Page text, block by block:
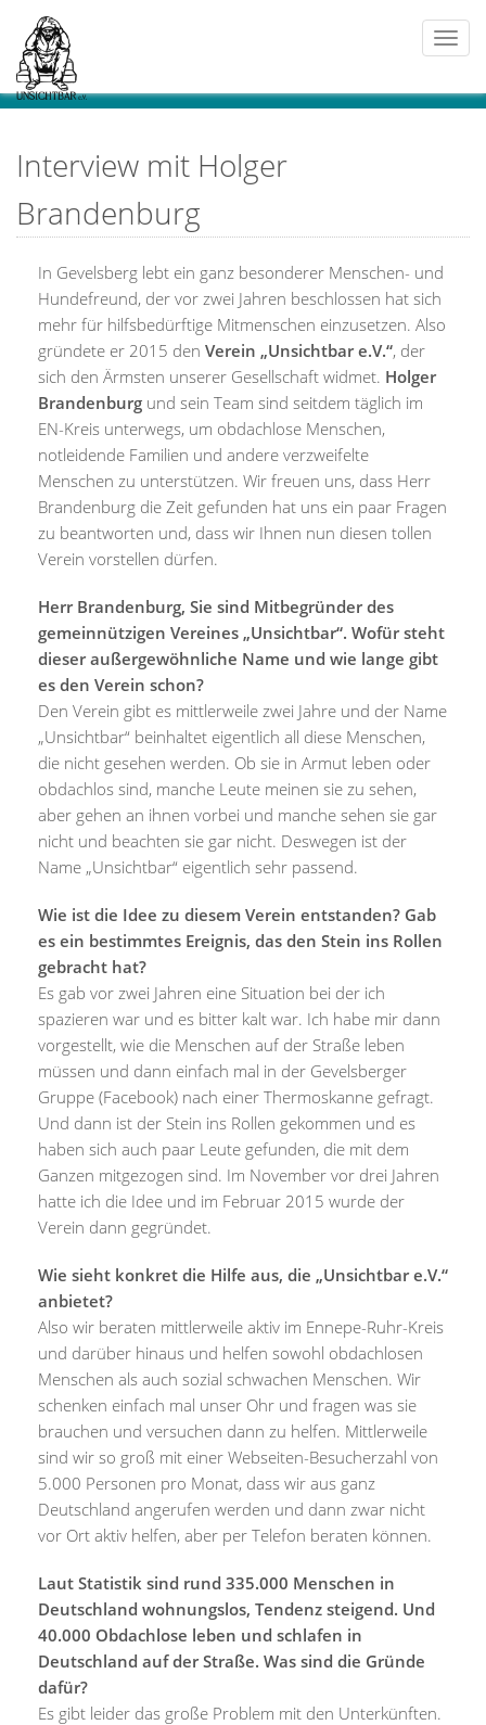
Interview mit Holger
Brandenburg
In Gevelsberg lebt ein ganz besonderer Menschen- und
Hundefreund, der vor zwei Jahren beschlossen hat sich
mehr für hilfsbedürftige Mitmenschen einzusetzen. Also
gründete er 2015 den Verein „Unsichtbar e.V.“, der
sich den Ärmsten unserer Gesellschaft widmet. Holger
Brandenburg und sein Team sind seitdem täglich im
EN-Kreis unterwegs, um obdachlose Menschen,
notleidende Familien und andere verzweifelte
Menschen zu unterstützen. Wir freuen uns, dass Herr
Brandenburg die Zeit gefunden hat uns ein paar Fragen
zu beantworten und, dass wir Ihnen nun diesen tollen
Verein vorstellen dürfen.
Herr Brandenburg, Sie sind Mitbegründer des
gemeinnützigen Vereines „Unsichtbar“. Wofür steht
dieser außergewöhnliche Name und wie lange gibt
es den Verein schon?
Den Verein gibt es mittlerweile zwei Jahre und der Name
„Unsichtbar“ beinhaltet eigentlich all diese Menschen,
die nicht gesehen werden. Ob sie in Armut leben oder
obdachlos sind, manche Leute meinen sie zu sehen,
aber gehen an ihnen vorbei und manche sehen sie gar
nicht und beachten sie gar nicht. Deswegen ist der
Name „Unsichtbar“ eigentlich sehr passend.
Wie ist die Idee zu diesem Verein entstanden? Gab
es ein bestimmtes Ereignis, das den Stein ins Rollen
gebracht hat?
Es gab vor zwei Jahren eine Situation bei der ich
spazieren war und es bitter kalt war. Ich habe mir dann
vorgestellt, wie die Menschen auf der Straße leben
müssen und dann einfach mal in der Gevelsberger
Gruppe (Facebook) nach einer Thermoskanne gefragt.
Und dann ist der Stein ins Rollen gekommen und es
haben sich auch paar Leute gefunden, die mit dem
Ganzen mitgezogen sind. Im November vor drei Jahren
hatte ich die Idee und im Februar 2015 wurde der
Verein dann gegründet.
Wie sieht konkret die Hilfe aus, die „Unsichtbar e.V.“
anbietet?
Also wir beraten mittlerweile aktiv im Ennepe-Ruhr-Kreis
und darüber hinaus und helfen sowohl obdachlosen
Menschen als auch sozial schwachen Menschen. Wir
schenken einfach mal unser Ohr und fragen was sie
brauchen und versuchen dann zu helfen. Mittlerweile
sind wir so groß mit einer Webseiten-Besucherzahl von
5.000 Personen pro Monat, dass wir aus ganz
Deutschland angerufen werden und dann zwar nicht
vor Ort aktiv helfen, aber per Telefon beraten können.
Laut Statistik sind rund 335.000 Menschen in
Deutschland wohnungslos, Tendenz steigend. Und
40.000 Obdachlose leben und schlafen in
Deutschland auf der Straße. Was sind die Gründe
dafür?
Es gibt leider das große Problem mit den Unterkünften.